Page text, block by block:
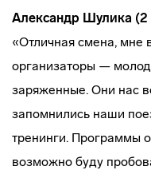
Александр Шулика (2
«Отличная смена, мне
организаторы —
заряженные. Они нас
запомнились наши
тренинги. Программы
возможно буду